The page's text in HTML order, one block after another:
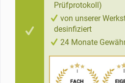
Prüfprotokoll)
von unserer
desinfiziert
24 Monate